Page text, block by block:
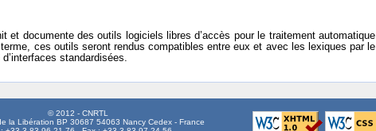
et documente des outils logiciels libres d’accès pour le traitement automatique
ces outils seront rendus compatibles entre eux et avec les lexiques par le
standardisées.
© 2012 - CNRTL
la Libération BP 30687 54063 Nancy Cedex - France